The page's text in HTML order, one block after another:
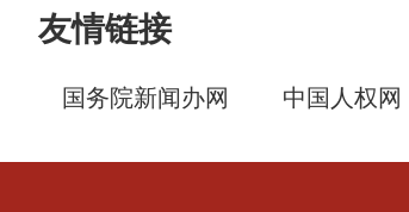
友情链接
国务院新闻办网 中国人权网